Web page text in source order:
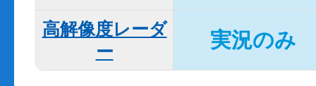
高解像度レーダ
ー
実況のみ